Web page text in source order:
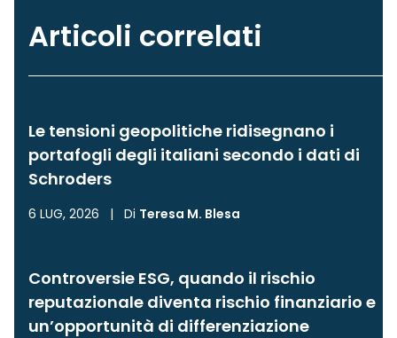
Articoli correlati
Le tensioni geopolitiche ridisegnano i
portafogli degli italiani secondo i dati di
Schroders
6 LUG, 2026 | Di Teresa M. Blesa
Controversie ESG, quando il rischio
reputazionale diventa rischio finanziario e
un’opportunità di differenziazione